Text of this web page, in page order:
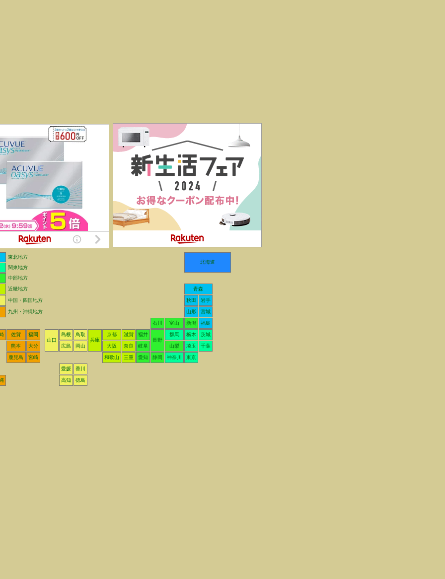
東北地方
北海道
関東地方
中部地方
近畿地方
青森
中国・四国地方 秋田 岩手
九州・沖縄地方 山形 宮城
石川 富山 新潟 福島
佐賀
福岡
山口
島根
鳥取
兵庫
京都 滋賀
福井
長野
群馬 栃木 茨城
熊本 大分 広島 岡山 大阪 奈良 岐阜 山梨 埼玉 千葉
鹿児島 宮崎 和歌山 三重 愛知 静岡 神奈川 東京
愛媛 香川
高知 徳島